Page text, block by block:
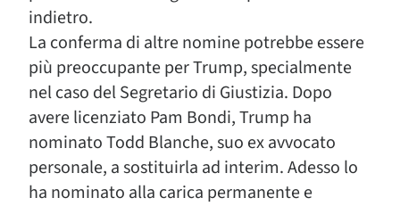
indietro.
La conferma di altre nomine potrebbe essere
più preoccupante per Trump, specialmente
nel caso del Segretario di Giustizia. Dopo
avere licenziato Pam Bondi, Trump ha
nominato Todd Blanche, suo ex avvocato
personale, a sostituirla ad interim. Adesso lo
ha nominato alla carica permanente e